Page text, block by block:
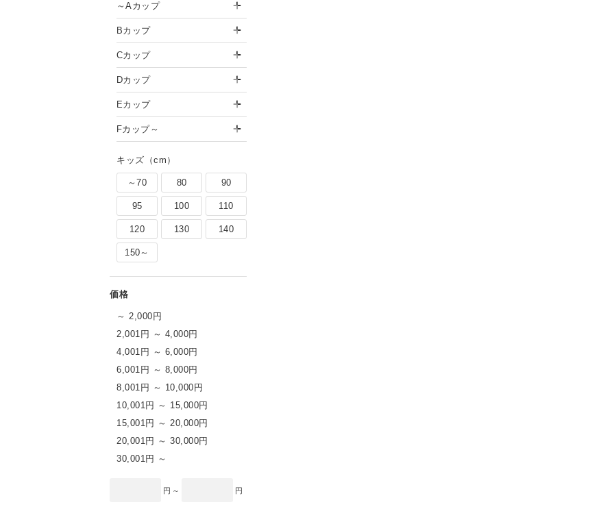
～Aカップ
Bカップ
Cカップ
Dカップ
Eカップ
Fカップ～
キッズ（cm）
～70 80 90
95 100 110
120 130 140
150～
～ 2,000円
2,001円 ～ 4,000円
4,001円 ～ 6,000円
6,001円 ～ 8,000円
8,001円 ～ 10,000円
10,001円 ～ 15,000円
15,001円 ～ 20,000円
20,001円 ～ 30,000円
30,001円 ～
円 ～ 円